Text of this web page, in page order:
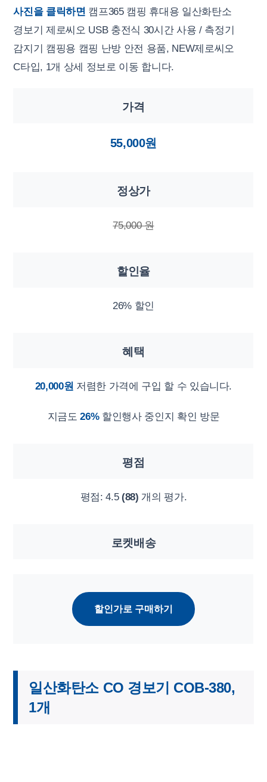
사진을 클릭하면 캠프365 캠핑 휴대용 일산화탄소
경보기 제로씨오 USB 충전식 30시간 사용 / 측정기
감지기 캠핑용 캠핑 난방 안전 용품, NEW제로씨오
C타입, 1개 상세 정보로 이동 합니다.
가격
55,000원
정상가
75,000 원
할인율
26% 할인
혜택
20,000원 저렴한 가격에 구입 할 수 있습니다.
지금도26%할인행사 중인지 확인 방문
평점
평점:4.5 (88) 개의 평가.
로켓배송
할인가로 구매하기
일산화탄소 CO 경보기 COB-380,
1개